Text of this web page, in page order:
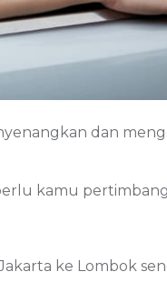
dan
kamu
ke Lombok